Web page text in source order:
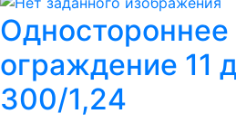
Одностороннее
ограждение 11
300/1,24